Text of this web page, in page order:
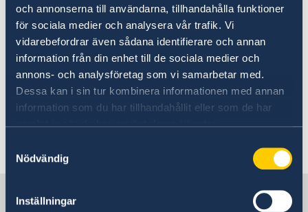
och annonserna till användarna, tillhandahålla funktioner
för sociala medier och analysera vår trafik. Vi
vidarebefordrar även sådana identifierare och annan
information från din enhet till de sociala medier och
annons- och analysföretag som vi samarbetar med.
Dessa kan i sin tur kombinera informationen med annan
information som du har tillhandahållit eller som de har
samlat in när du har använt deras tjänster.
Nödvändig
Inställningar
Projektanställd främjare söks till
svenska ambassaden i Tunis
18 feb. 2026
Regeringens prioriteringar i
utrikesdeklarationen 2026
1 2 3
Sverige i Tunisien